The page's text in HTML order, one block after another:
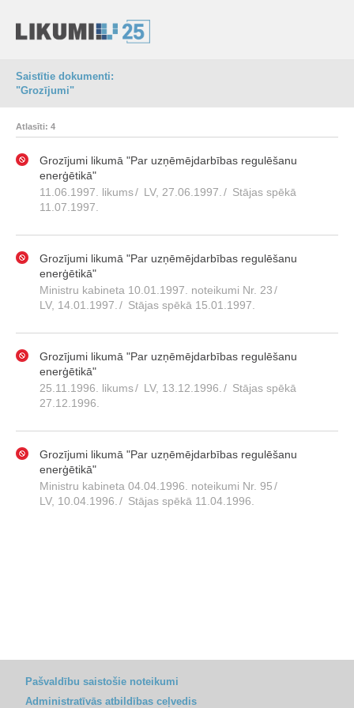
Saistītie dokumenti:
"Grozījumi"
Atlasīti: 4
Grozījumi likumā "Par uzņēmējdarbības regulēšanu
enerģētikā"
11.06.1997. likums/ LV, 27.06.1997. / Stājas spēkā
11.07.1997.
Grozījumi likumā "Par uzņēmējdarbības regulēšanu
enerģētikā"
Ministru kabineta 10.01.1997. noteikumi Nr. 23/
LV, 14.01.1997. / Stājas spēkā 15.01.1997.
Grozījumi likumā "Par uzņēmējdarbības regulēšanu
enerģētikā"
25.11.1996. likums/ LV, 13.12.1996. / Stājas spēkā
27.12.1996.
Grozījumi likumā "Par uzņēmējdarbības regulēšanu
enerģētikā"
Ministru kabineta 04.04.1996. noteikumi Nr. 95/
LV, 10.04.1996. / Stājas spēkā 11.04.1996.
Pašvaldību saistošie noteikumi
Administratīvās atbildības ceļvedis